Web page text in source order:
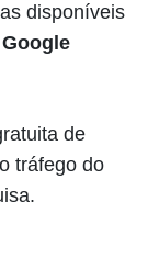
disponíveis
Google
de
tráfego do